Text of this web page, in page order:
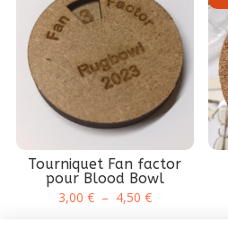
à
20,00 €
Tourniquet Fan factor
pour Blood Bowl
3,00 € – 4,50 €Plage